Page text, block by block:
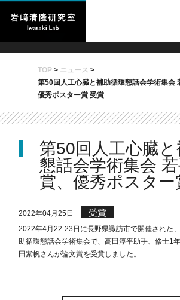
TOP> ニュース >
第50回人工心臓と補助循環懇話会学術集会
優秀ポスター賞 受賞
第50回人工心臓
懇話会学術集会
賞、優秀ポスター
2022年04月25日 受賞
2022年4月22-23日に長野県諏訪市で開催された
助循環懇話会学術集会で、高田淳平助手、修士1
田紫帆さんが論文賞を受賞しました。